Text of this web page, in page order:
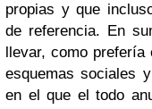
propias y que
de referencia. En
llevar, como prefería
esquemas sociales
en el que el todo